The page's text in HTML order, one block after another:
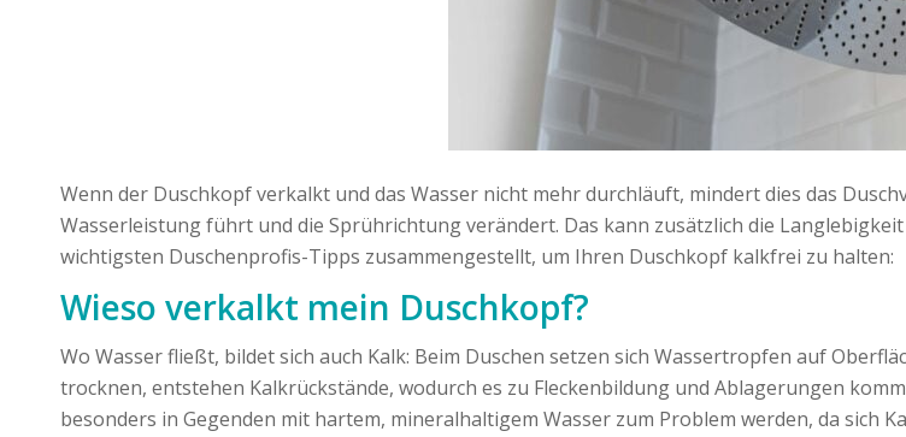
Wenn der Duschkopf verkalkt und das Wasser nicht mehr durchläuft, mindert dies das
Wasserleistung führt und die Sprührichtung verändert. Das kann zusätzlich die
wichtigsten Duschenprofis-Tipps zusammengestellt, um Ihren Duschkopf kalkfrei zu halten:
Wieso verkalkt mein Duschkopf?
Wo Wasser fließt, bildet sich auch Kalk: Beim Duschen setzen sich Wassertropfen auf
trocknen, entstehen Kalkrückstände, wodurch es zu Fleckenbildung und Ablagerungen
besonders in Gegenden mit hartem, mineralhaltigem Wasser zum Problem werden, da sich